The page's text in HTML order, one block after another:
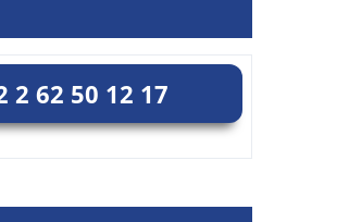
2 62 50 12 17